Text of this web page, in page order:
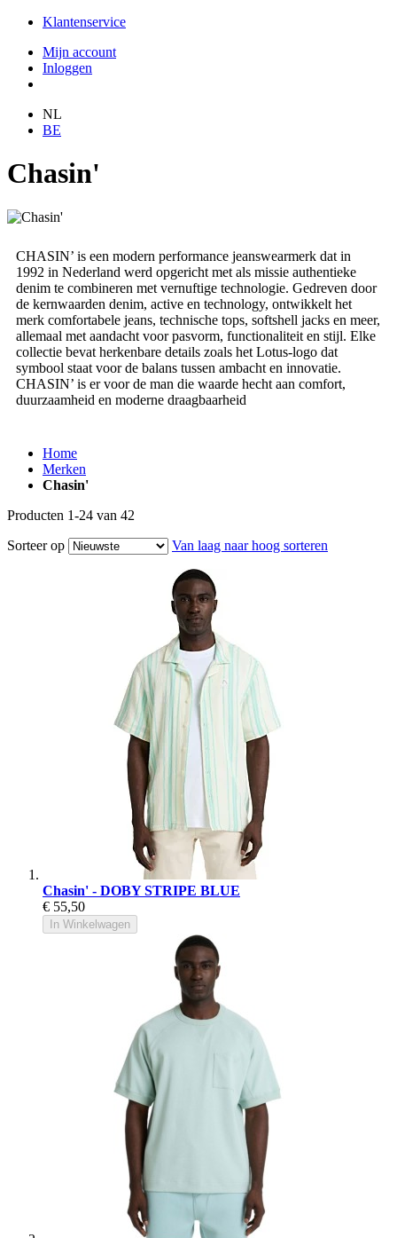
Klantenservice
Mijn account
Inloggen
NL
BE
Chasin'
CHASIN’ is een modern performance jeanswearmerk dat in
1992 in Nederland werd opgericht met als missie authentieke
denim te combineren met vernuftige technologie. Gedreven door
de kernwaarden denim, active en technology, ontwikkelt het
merk comfortabele jeans, technische tops, softshell jacks en meer,
allemaal met aandacht voor pasvorm, functionaliteit en stijl. Elke
collectie bevat herkenbare details zoals het Lotus-logo dat
symbool staat voor de balans tussen ambacht en innovatie.
CHASIN’ is er voor de man die waarde hecht aan comfort,
duurzaamheid en moderne draagbaarheid
Home
Merken
Chasin'
Producten 1-24 van 42
Sorteer op
Van laag naar hoog sorteren
Chasin' - DOBY STRIPE BLUE
€ 55,50
In Winkelwagen